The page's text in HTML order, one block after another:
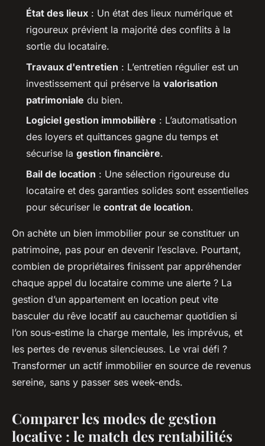
État des lieux : Un état des lieux numérique et
rigoureux prévient la majorité des conflits à la
sortie du locataire.
Travaux d'entretien : L’entretien régulier est un
investissement qui préserve la valorisation
patrimoniale du bien.
Logiciel gestion immobilière : L’automatisation
des loyers et quittances gagne du temps et
sécurise la gestion financière.
Bail de location : Une sélection rigoureuse du
locataire et des garanties solides sont essentielles
pour sécuriser le contrat de location.
On achète un bien immobilier pour se constituer un
patrimoine, pas pour en devenir l’esclave. Pourtant,
combien de propriétaires finissent par appréhender
chaque appel du locataire comme une alerte ? La
gestion d’un appartement en location peut vite
basculer du rêve locatif au cauchemar quotidien si
l’on sous-estime la charge mentale, les imprévus, et
les pertes de revenus silencieuses. Le vrai défi ?
Transformer un actif immobilier en source de revenus
sereine, sans y passer ses week-ends.
Comparer les modes de gestion
locative : le match des rentabilités